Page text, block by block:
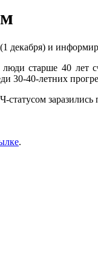
и
старше 40 лет
30-40-летних
.